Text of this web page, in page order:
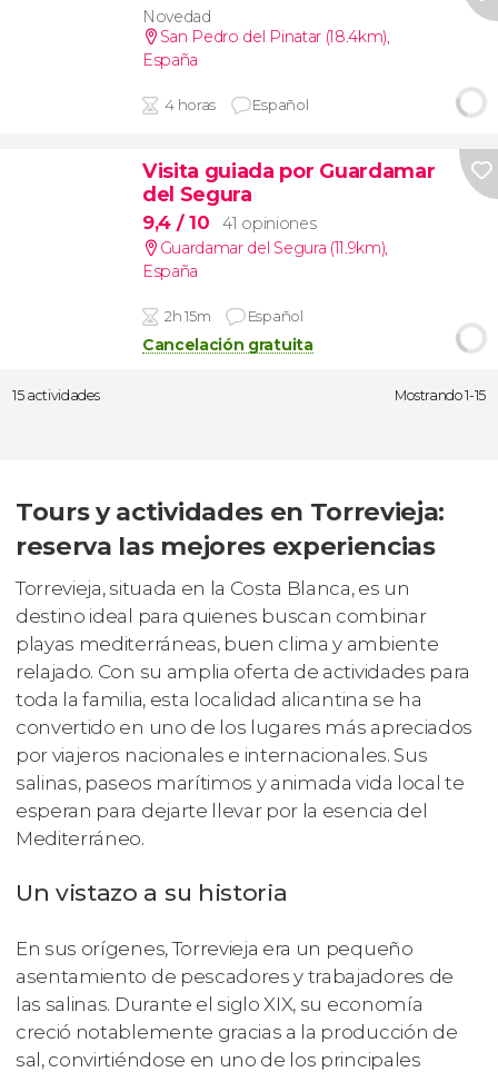
Novedad
San Pedro del Pinatar (18.4km),
España
4 horas Español
Visita guiada por Guardamar
del Segura
9,4 / 10
41 opiniones
Guardamar del Segura (11.9km),
España
2h 15m Español
Cancelación gratuita
15 actividades Mostrando 1-15
Tours y actividades en Torrevieja:
reserva las mejores experiencias
Torrevieja, situada en la Costa Blanca, es un
destino ideal para quienes buscan combinar
playas mediterráneas, buen clima y ambiente
relajado. Con su amplia oferta de actividades para
toda la familia, esta localidad alicantina se ha
convertido en uno de los lugares más apreciados
por viajeros nacionales e internacionales. Sus
salinas, paseos marítimos y animada vida local te
esperan para dejarte llevar por la esencia del
Mediterráneo.
Un vistazo a su historia
En sus orígenes, Torrevieja era un pequeño
asentamiento de pescadores y trabajadores de
las salinas. Durante el siglo XIX, su economía
creció notablemente gracias a la producción de
sal, convirtiéndose en uno de los principales